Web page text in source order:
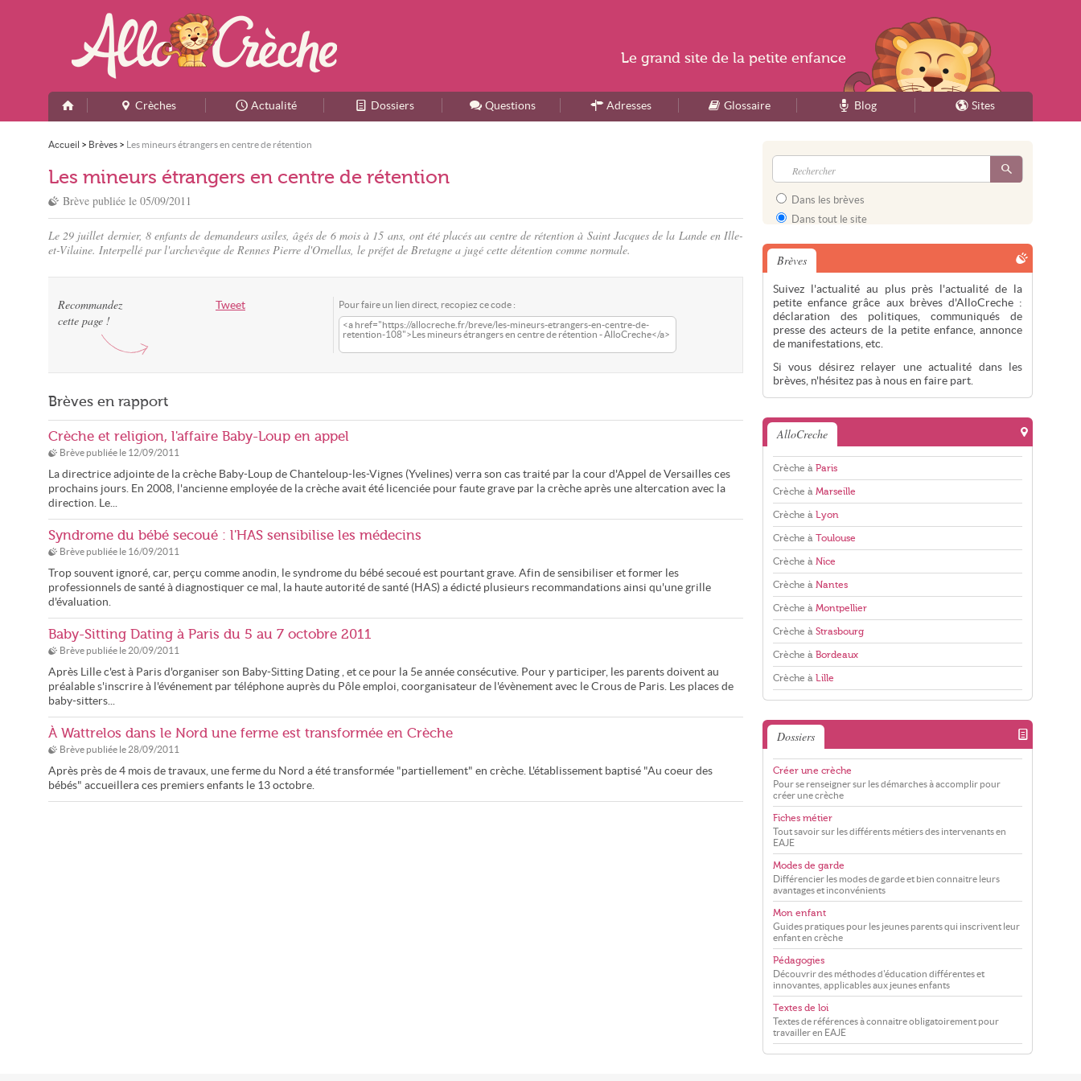
Accueil
Crèches Actualité Dossiers Questions Adresses Glossaire Blog Sites
Accueil > Brèves > Les mineurs étrangers en centre de rétention
Les mineurs étrangers en centre de rétention
Brève publiée le 05/09/2011
Le 29 juillet dernier, 8 enfants de demandeurs asiles, âgés de 6 mois à 15 ans, ont été placés au centre de rétention à Saint Jacques de la Lande en Ille-
et-Vilaine. Interpellé par l'archevêque de Rennes Pierre d'Ornellas, le préfet de Bretagne a jugé cette détention comme normale.
Tweet
Recommandez
cette page !
Pour faire un lien direct, recopiez ce code :
<a href="https://allocreche.fr/breve/les-mineurs-etrangers-en-centre-de-
retention-108">Les mineurs étrangers en centre de rétention - AlloCreche</a>
Brèves en rapport
Crèche et religion, l'affaire Baby-Loup en appel
Brève publiée le 12/09/2011
La directrice adjointe de la crèche Baby-Loup de Chanteloup-les-Vignes (Yvelines) verra son cas traité par la cour d'Appel de Versailles ces
prochains jours. En 2008, l'ancienne employée de la crèche avait été licenciée pour faute grave par la crèche après une altercation avec la
direction. Le...
Syndrome du bébé secoué : l'HAS sensibilise les médecins
Brève publiée le 16/09/2011
Trop souvent ignoré, car, perçu comme anodin, le syndrome du bébé secoué est pourtant grave. Afin de sensibiliser et former les
professionnels de santé à diagnostiquer ce mal, la haute autorité de santé (HAS) a édicté plusieurs recommandations ainsi qu'une grille
d'évaluation.
Baby-Sitting Dating à Paris du 5 au 7 octobre 2011
Brève publiée le 20/09/2011
Après Lille c'est à Paris d'organiser son Baby-Sitting Dating , et ce pour la 5e année consécutive. Pour y participer, les parents doivent au
préalable s'inscrire à l'événement par téléphone auprès du Pôle emploi, coorganisateur de l'évènement avec le Crous de Paris. Les places de
baby-sitters...
À Wattrelos dans le Nord une ferme est transformée en Crèche
Brève publiée le 28/09/2011
Après près de 4 mois de travaux, une ferme du Nord a été transformée "partiellement" en crèche. L'établissement baptisé "Au coeur des
bébés" accueillera ces premiers enfants le 13 octobre.
Dans les brèves
Dans tout le site
Brèves
Suivez l'actualité au plus près l'actualité de la
petite enfance grâce aux brèves d'AlloCreche :
déclaration des politiques, communiqués de
presse des acteurs de la petite enfance, annonce
de manifestations, etc.
Si vous désirez relayer une actualité dans les
brèves, n'hésitez pas à nous en faire part.
AlloCreche
Crèche à Paris
Crèche à Marseille
Crèche à Lyon
Crèche à Toulouse
Crèche à Nice
Crèche à Nantes
Crèche à Montpellier
Crèche à Strasbourg
Crèche à Bordeaux
Crèche à Lille
Dossiers
Créer une crèche
Pour se renseigner sur les démarches à accomplir pour
créer une crèche
Fiches métier
Tout savoir sur les différents métiers des intervenants en
EAJE
Modes de garde
Différencier les modes de garde et bien connaitre leurs
avantages et inconvénients
Mon enfant
Guides pratiques pour les jeunes parents qui inscrivent leur
enfant en crèche
Pédagogies
Découvrir des méthodes d'éducation différentes et
innovantes, applicables aux jeunes enfants
Textes de loi
Textes de références à connaitre obligatoirement pour
travailler en EAJE
Le grand site de la petite enfance